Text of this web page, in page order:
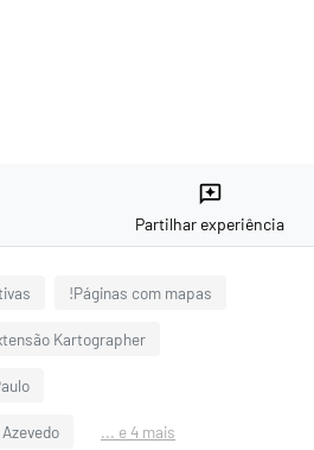
reviews
Partilhar experiência
!Páginas com mapas
Kartographer
... e 4 mais